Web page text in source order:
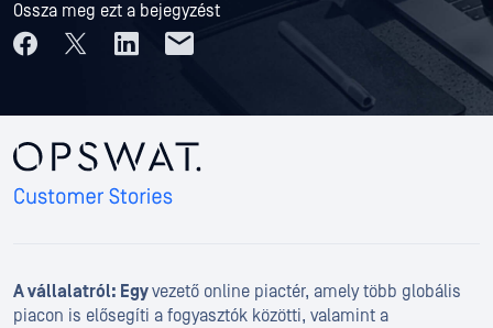
Ossza meg ezt a bejegyzést
A vállalatról: Egyvezető online piactér, amely több globális
piacon is elősegíti a fogyasztók közötti, valamint a